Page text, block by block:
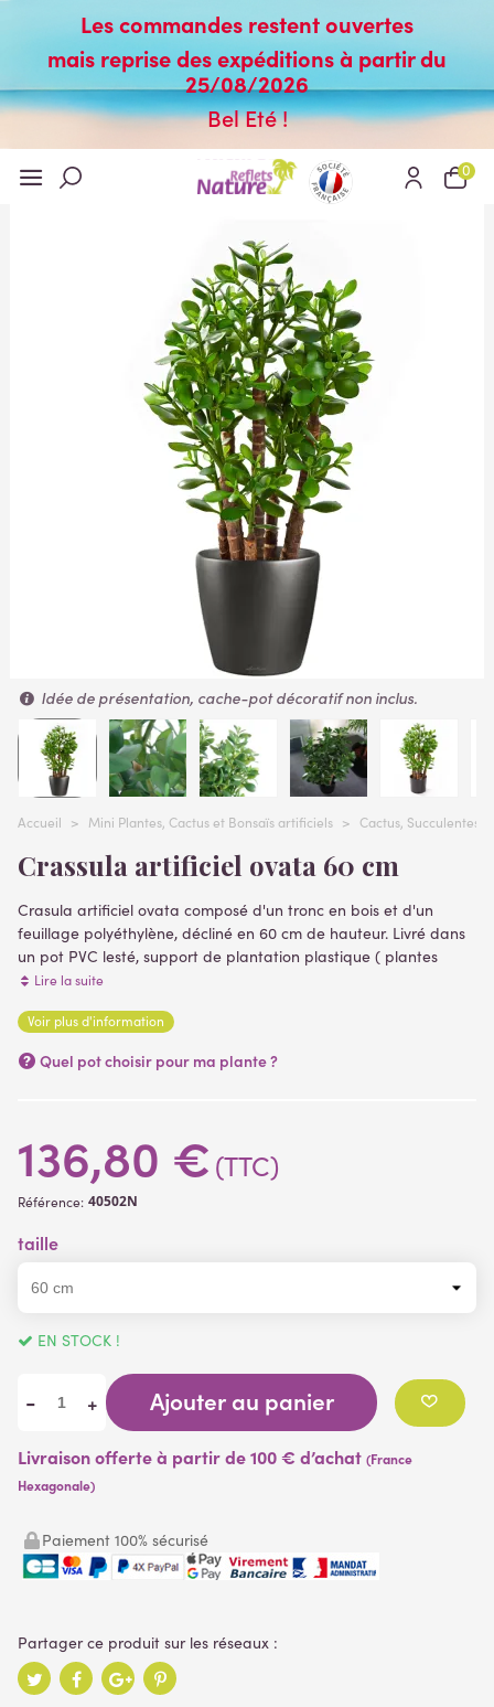
Les commandes restent ouvertes
mais reprise des expéditions à partir du
25/08/2026
Bel Eté !
0
Idée de présentation, cache-pot décoratif non inclus.
Accueil > Mini Plantes, Cactus et Bonsaïs artificiels > Cactus, Succulentes,
Crassula artificiel ovata 60 cm
Crasula artificiel ovata composé d'un tronc en bois et d'un
feuillage polyéthylène, décliné en 60 cm de hauteur. Livré dans
un pot PVC lesté, support de plantation plastique ( plantes
artificielles )
Lire la suite
Voir plus d'information
Quel pot choisir pour ma plante ?
136,80 € (TTC)
Référence: 40502N
taille
EN STOCK !
- + Ajouter au panier
Livraison offerte à partir de 100 € d’achat (France
Hexagonale)
Paiement 100% sécurisé